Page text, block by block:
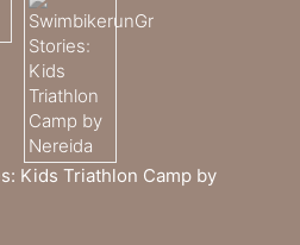
Kids Triathlon Camp by